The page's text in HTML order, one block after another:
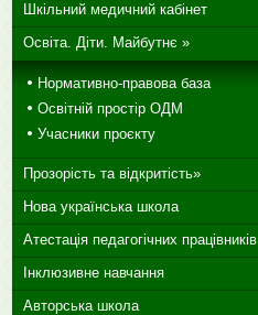
Шкільний медичний кабінет
Освіта. Діти. Майбутнє »
Нормативно-правова база
Освітній простір ОДМ
Учасники проєкту
Прозорість та відкритість»
Нова українська школа
Атестація педагогічних працівників
Інклюзивне навчання
Авторська школа